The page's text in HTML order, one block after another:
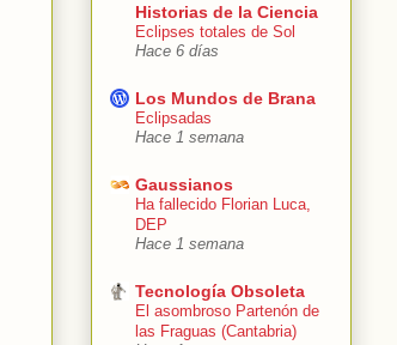
Historias de la Ciencia
Eclipses totales de Sol
Hace 6 días
Los Mundos de Brana
Eclipsadas
Hace 1 semana
Gaussianos
Ha fallecido Florian Luca,
DEP
Hace 1 semana
Tecnología Obsoleta
El asombroso Partenón de
las Fraguas (Cantabria)